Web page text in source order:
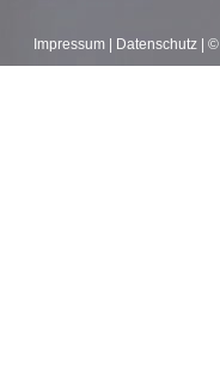
Impressum| Datenschutz| ©